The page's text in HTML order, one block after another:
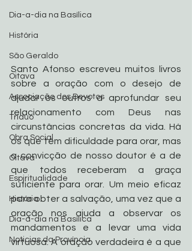
Dia-a-dia na Basílica
História
São Geraldo
Oitava
Associação dos Devotos
Tríduo
Obra Social
Oitava
Espiritualidade
História
Dia-a-dia na Basílica
Noticias da Província
Santo Afonso escreveu muitos livros
sobre a oração com o desejo de
ajudar os outros a aprofundar seu
relacionamento com Deus nas
circunstâncias concretas da vida. Há
os que têm dificuldade para orar, mas
a convicção de nosso doutor é a de
que todos receberam a graça
suficiente para orar. Um meio eficaz
para obter a salvação, uma vez que a
oração nos ajuda a observar os
mandamentos e a levar uma vida
virtuosa. A oração verdadeira é a que